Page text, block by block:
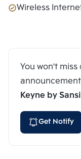
Wireless
You won't miss
Keyne by
Get Notify